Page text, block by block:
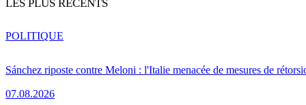
LES PLUS RÉCENTS
Sánchez riposte contre Meloni : l'Italie menacée de mesures de
07.08.2026
POLITIQUE